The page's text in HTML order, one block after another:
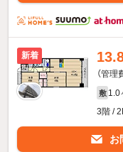
新着
（管理
敷 1.0
3階 /
お